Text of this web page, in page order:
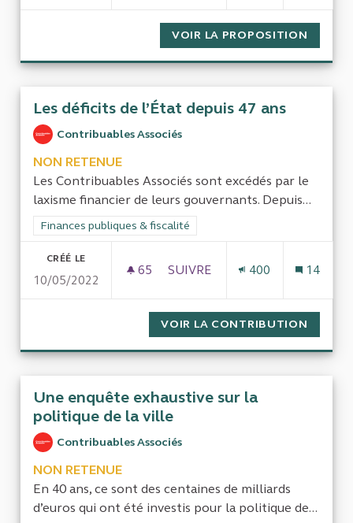
VOIR LA PROPOSITION
Les déficits de l’État depuis 47 ans
Contribuables Associés
NON RETENUE
Les Contribuables Associés sont excédés par le
laxisme financier de leurs gouvernants. Depuis...
Filtrer les résultats de la catégorie : Finances publiques &
Finances publiques & fiscalité
CRÉÉ LE
10/05/2022
65 65 ABONNÉS
SUIVRE
400 14
VOIR LA CONTRIBUTION
Une enquête exhaustive sur la
politique de la ville
Contribuables Associés
NON RETENUE
En 40 ans, ce sont des centaines de milliards
d’euros qui ont été investis pour la politique de...